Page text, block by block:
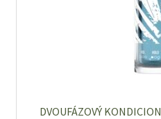
DVOUFÁZOVÝ